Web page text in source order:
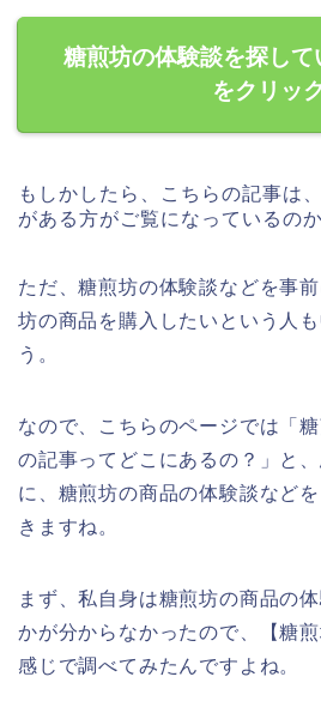
糖煎坊の体験談を探して
をクリッ
もしかしたら、こちらの記事は
がある方がご覧になっているの
ただ、糖煎坊の体験談などを事
坊の商品を購入したいという人
う。
なので、こちらのページでは「
の記事ってどこにあるの？」と
に、糖煎坊の商品の体験談など
きますね。
まず、私自身は糖煎坊の商品の
かが分からなかったので、【糖
感じで調べてみたんですよね。